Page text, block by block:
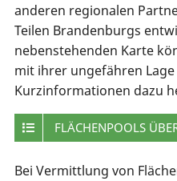
anderen regionalen
Teilen Brandenburgs
nebenstehenden Karte
mit ihrer ungefähren
Kurzinformationen dazu
FLÄCHENPOOLS
Bei Vermittlung von